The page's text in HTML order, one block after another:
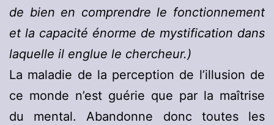
de bien en comprendre le fonctionnement
et la capacité énorme de mystification dans
laquelle il englue le chercheur.)
La maladie de la perception de l’illusion de
ce monde n’est guérie que par la maîtrise
du mental. Abandonne donc toutes les